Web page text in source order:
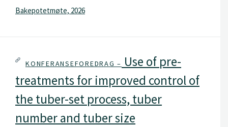
Bakepotetmøte, 2026
KONFERANSEFOREDRAG – Use of pre-
treatments for improved control of
the tuber-set process, tuber
number and tuber size